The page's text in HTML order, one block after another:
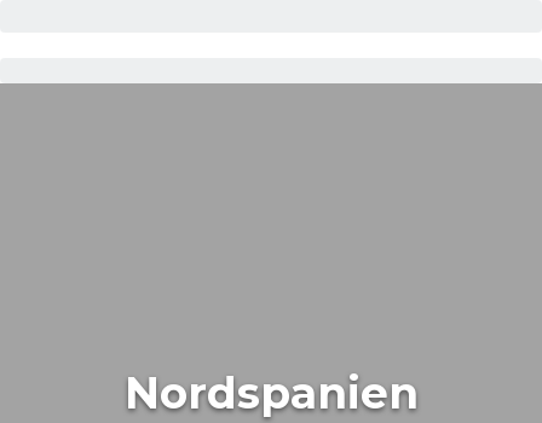
Nordspanien